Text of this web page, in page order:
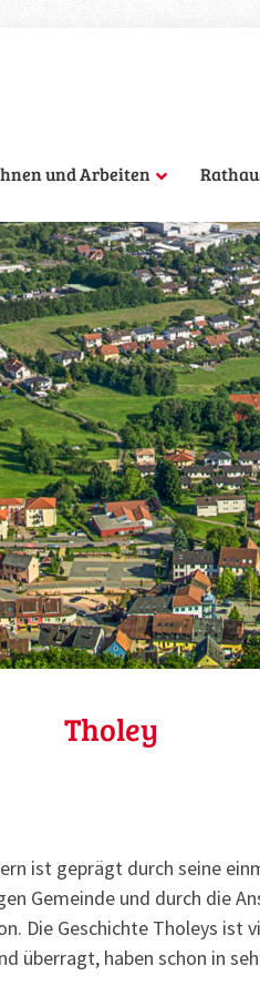
und Arbeiten
Tholey
ist geprägt durch seine
Gemeinde und durch die
Die Geschichte Tholeys ist
überragt, haben schon in